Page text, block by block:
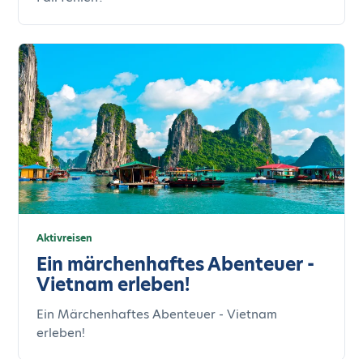
Aktivreisen
Ein märchenhaftes Abenteuer -
Vietnam erleben!
Ein Märchenhaftes Abenteuer - Vietnam
erleben!